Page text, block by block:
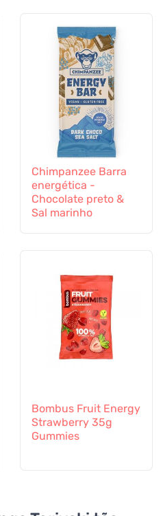
Chimpanzee Barra
energética -
Chocolate preto &
Sal marinho
Bombus Fruit Energy
Strawberry 35g
Gummies